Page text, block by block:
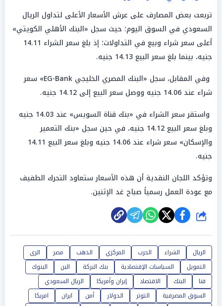
تربعت بعض المصارف على عرش الأسعار الأعلى لتداول الريال
السعودي في السوق اليوم؛ حيث سجل «البنك الأهلي الكويتي»
أعلى سعر شراء وبيع في التداولات؛ إذ بلغ سعر الشراء 14.11
جنيه، بينما بلغ سعر البيع 14.13 جنيه.
وفي المقابل، سجل «البنك المصري الخليجي EG-Bank» سعر
شراء عند 14.06 جنيه ووصل سعر البيع إلى 14.12 جنيه.
واستقر سعر الشراء في «بنك قناة السويس» عند 14.03 جنيه
وبلغ سعر البيع 14.12 جنيه، في حين سجل «بنك التعمير
والإسكان» سعر شراء عند 14.06 جنيه وبلغ سعر البيع 14.11
جنيه.
وتؤكد اللجان النقدية أن هذه الأسعار ستعاود التحرك الطفيف
مع عودة العمل رسمياً صباح غد الإثنين.
شارك
الريال الشراء الحرب المركزي الذهب مصر
الرى
التمويل
السياسات الإقتصادية بنك البركة البن
البنوك
قنا
البنك الاقتصاد إيران وأمريكا
الريال السعودي
السوق المصرفية
التوتر الدولار أمن ايران
امريكا